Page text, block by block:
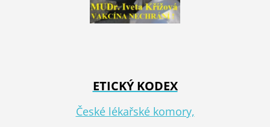
ETICKÝ KODEX
České lékařské komory,